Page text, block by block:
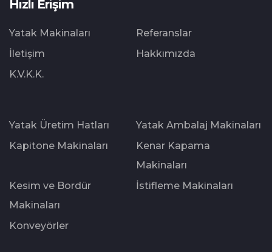
Hızlı Erişim
Yatak Makinaları
Referanslar
İletişim
Hakkımızda
K.V.K.K.
Yatak Üretim Hatları
Yatak Ambalaj Makinaları
Kapitone Makinaları
Kenar Kapama
Makinaları
Kesim ve Bordür
Makinaları
İstifleme Makinaları
Konveyörler